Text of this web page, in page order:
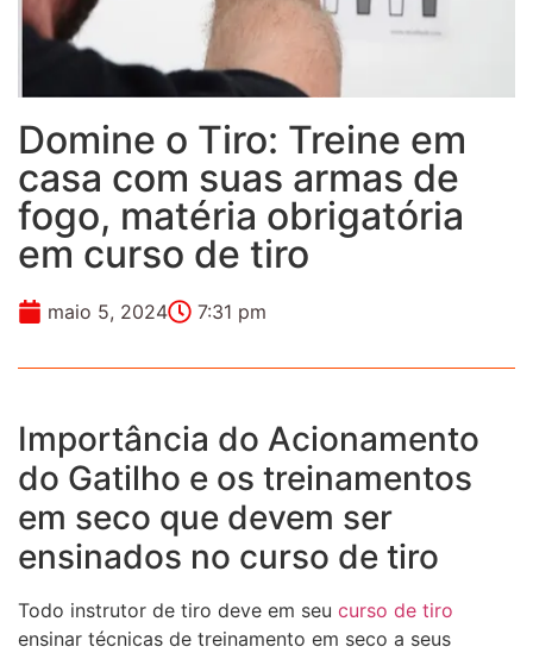
Domine o Tiro: Treine em
casa com suas armas de
fogo, matéria obrigatória
em curso de tiro
maio 5, 2024 7:31 pm
Importância do Acionamento
do Gatilho e os treinamentos
em seco que devem ser
ensinados no curso de tiro
Todo instrutor de tiro deve em seu curso de tiro
ensinar técnicas de treinamento em seco a seus